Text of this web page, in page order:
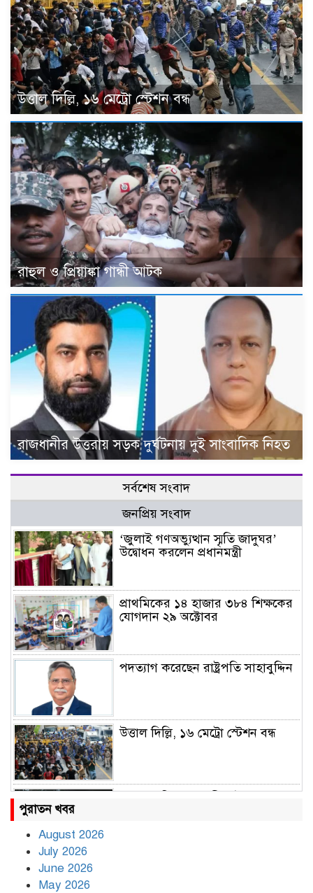
উত্তাল দিল্লি, ১৬ মেট্রো স্টেশন বন্ধ
রাহুল ও প্রিয়াঙ্কা গান্ধী আটক
রাজধানীর উত্তরায় সড়ক দুর্ঘটনায় দুই সাংবাদিক নিহত
সর্বশেষ সংবাদ
জনপ্রিয় সংবাদ
‘জুলাই গণঅভ্যুত্থান স্মৃতি জাদুঘর’
উদ্বোধন করলেন প্রধানমন্ত্রী
প্রাথমিকের ১৪ হাজার ৩৮৪ শিক্ষকের
যোগদান ২৯ অক্টোবর
পদত্যাগ করেছেন রাষ্ট্রপতি সাহাবুদ্দিন
উত্তাল দিল্লি, ১৬ মেট্রো স্টেশন বন্ধ
পুরাতন খবর
August 2026
July 2026
June 2026
May 2026